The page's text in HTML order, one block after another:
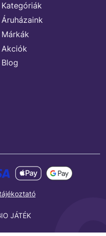
Kategóriák
Áruházaink
Márkák
Akciók
Blog
JÁTÉK